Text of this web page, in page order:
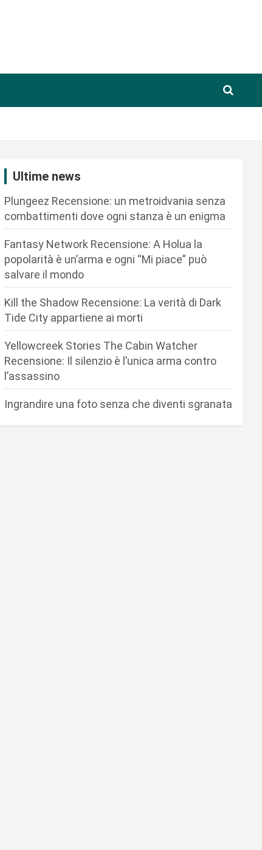
Ultime news
Plungeez Recensione: un metroidvania senza
combattimenti dove ogni stanza è un enigma
Fantasy Network Recensione: A Holua la
popolarità è un’arma e ogni “Mi piace” può
salvare il mondo
Kill the Shadow Recensione: La verità di Dark
Tide City appartiene ai morti
Yellowcreek Stories The Cabin Watcher
Recensione: Il silenzio è l’unica arma contro
l’assassino
Ingrandire una foto senza che diventi sgranata